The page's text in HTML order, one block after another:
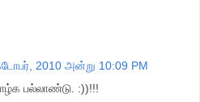
2010 அன்று 10:09 PM
பல்லாண்டு. :))!!!